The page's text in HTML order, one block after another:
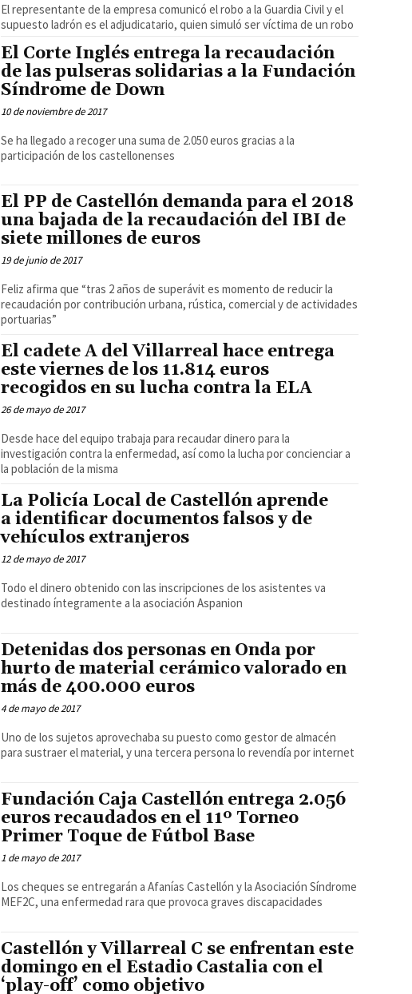
El representante de la empresa comunicó el robo a la Guardia Civil y el
supuesto ladrón es el adjudicatario, quien simuló ser víctima de un robo
El Corte Inglés entrega la recaudación
de las pulseras solidarias a la Fundación
Síndrome de Down
10 de noviembre de 2017
Se ha llegado a recoger una suma de 2.050 euros gracias a la
participación de los castellonenses
El PP de Castellón demanda para el 2018
una bajada de la recaudación del IBI de
siete millones de euros
19 de junio de 2017
Feliz afirma que “tras 2 años de superávit es momento de reducir la
recaudación por contribución urbana, rústica, comercial y de actividades
portuarias”
El cadete A del Villarreal hace entrega
este viernes de los 11.814 euros
recogidos en su lucha contra la ELA
26 de mayo de 2017
Desde hace del equipo trabaja para recaudar dinero para la
investigación contra la enfermedad, así como la lucha por concienciar a
la población de la misma
La Policía Local de Castellón aprende
a identificar documentos falsos y de
vehículos extranjeros
12 de mayo de 2017
Todo el dinero obtenido con las inscripciones de los asistentes va
destinado íntegramente a la asociación Aspanion
Detenidas dos personas en Onda por
hurto de material cerámico valorado en
más de 400.000 euros
4 de mayo de 2017
Uno de los sujetos aprovechaba su puesto como gestor de almacén
para sustraer el material, y una tercera persona lo revendía por internet
Fundación Caja Castellón entrega 2.056
euros recaudados en el 11º Torneo
Primer Toque de Fútbol Base
1 de mayo de 2017
Los cheques se entregarán a Afanías Castellón y la Asociación Síndrome
MEF2C, una enfermedad rara que provoca graves discapacidades
Castellón y Villarreal C se enfrentan este
domingo en el Estadio Castalia con el
‘play-off’ como objetivo